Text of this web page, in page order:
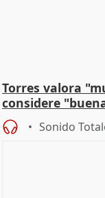
Torres valora
considere
Sonido